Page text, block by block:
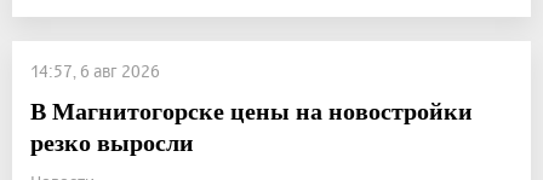
14:57, 6 авг 2026
В Магнитогорске цены на новостройки
резко выросли